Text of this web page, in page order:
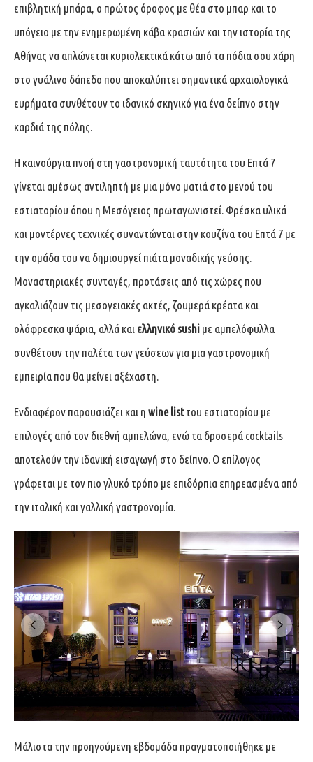
επιβλητική μπάρα, ο πρώτος όροφος με θέα στο μπαρ και το
υπόγειο με την ενημερωμένη κάβα κρασιών και την ιστορία της
Αθήνας να απλώνεται κυριολεκτικά κάτω από τα πόδια σου χάρη
στο γυάλινο δάπεδο που αποκαλύπτει σημαντικά αρχαιολογικά
ευρήματα συνθέτουν το ιδανικό σκηνικό για ένα δείπνο στην
καρδιά της πόλης.
Η καινούργια πνοή στη γαστρονομική ταυτότητα του Επτά 7
γίνεται αμέσως αντιληπτή με μια μόνο ματιά στο μενού του
εστιατορίου όπου η Μεσόγειος πρωταγωνιστεί. Φρέσκα υλικά
και μοντέρνες τεχνικές συναντώνται στην κουζίνα του Επτά 7 με
την ομάδα του να δημιουργεί πιάτα μοναδικής γεύσης.
Μοναστηριακές συνταγές, προτάσεις από τις χώρες που
αγκαλιάζουν τις μεσογειακές ακτές, ζουμερά κρέατα και
ολόφρεσκα ψάρια, αλλά και ελληνικό sushi με αμπελόφυλλα
συνθέτουν την παλέτα των γεύσεων για μια γαστρονομική
εμπειρία που θα μείνει αξέχαστη.
Ενδιαφέρον παρουσιάζει και η wine listτου εστιατορίου με
επιλογές από τον διεθνή αμπελώνα, ενώ τα δροσερά cocktails
αποτελούν την ιδανική εισαγωγή στο δείπνο. Ο επίλογος
γράφεται με τον πιο γλυκό τρόπο με επιδόρπια επηρεασμένα από
την ιταλική και γαλλική γαστρονομία.
Μάλιστα την προηγούμενη εβδομάδα πραγματοποιήθηκε με